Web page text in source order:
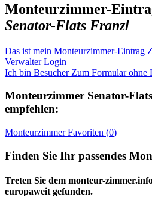
Monteurzimmer-
Senator-Flats Franzl
Das ist mein Monteurzimmer-Eintrag
Verwalter Login
Ich bin Besucher Zum Formular ohne
Monteurzimmer Senator-
empfehlen:
MonteurzimmerFavoriten (0)
Finden Sie Ihr passendes
Treten Sie dem monteur-
europaweit gefunden.